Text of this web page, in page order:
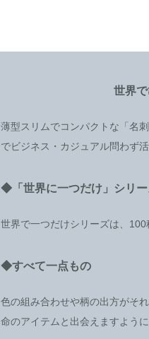
世界
薄型スリムでコンパクトな「名
でビジネス・カジュアル問わず活
◆「世界に一つだけ」シリ
世界で一つだけシリーズは、100
◆すべて一点もの
色の組み合わせや柄の出方がそ
命のアイテムと出会えますように